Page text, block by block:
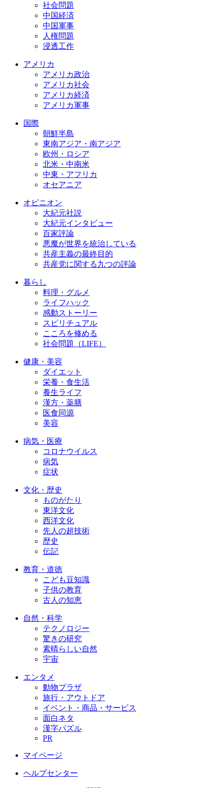
社会問題
中国経済
中国軍事
人権問題
浸透工作
アメリカ
アメリカ政治
アメリカ社会
アメリカ経済
アメリカ軍事
国際
朝鮮半島
東南アジア・南アジア
欧州・ロシア
北米・中南米
中東・アフリカ
オセアニア
オピニオン
大紀元社説
大紀元インタビュー
百家評論
悪魔が世界を統治している
共産主義の最終目的
共産党に関する九つの評論
暮らし
料理・グルメ
ライフハック
感動ストーリー
スピリチュアル
こころを修める
社会問題（LIFE）
健康・美容
ダイエット
栄養・食生活
養生ライフ
漢方・薬膳
医食同源
美容
病気・医療
コロナウイルス
病気
症状
文化・歴史
ものがたり
東洋文化
西洋文化
先人の超技術
歴史
伝記
教育・道徳
こども豆知識
子供の教育
古人の知恵
自然・科学
テクノロジー
驚きの研究
素晴らしい自然
宇宙
エンタメ
動物プラザ
旅行・アウトドア
イベント・商品・サービス
面白ネタ
漢字パズル
PR
マイページ
ヘルプセンター